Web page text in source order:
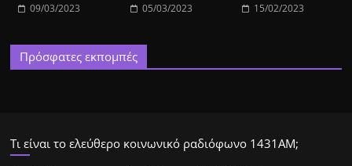
09/03/2023 05/03/2023 15/02/2023
Πρόσφατες εκπομπές
Τι είναι το ελεύθερο κοινωνικό ραδιόφωνο 1431ΑΜ;